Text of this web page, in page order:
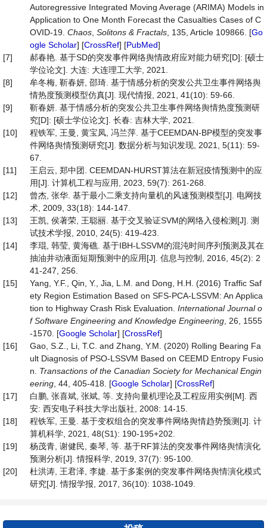
Autoregressive Integrated Moving Average (ARIMA) Models in
Application to One Month Forecast the Casualties Cases of C
OVID-19. Chaos Solitons & Fractals , 135, Article 109866. [Go
ogle Scholar] [CrossRef] [PubMed]
[7]
郝春艳. 基于SD的突发事件网络舆情政府应对能力研究[D]: [硕士
学位论文]. 大连: 大连理工大学, 2021.
[8]
牟冬梅, 靳春妍, 邵琦. 基于情感分析的突发公共卫生事件网络舆
情热度预测模型仿真[J]. 现代情报, 2021, 41(10): 59-66.
[9]
靳春妍. 基于情感分析的突发公共卫生事件网络舆情热度预测研
究[D]: [硕士学位论文]. 长春: 吉林大学, 2021.
[10]
程铁军, 王曼, 黄宝凤, 冯兰萍. 基于CEEMDAN-BP模型的突发事
件网络舆情预测研究[J]. 数据分析与知识发现, 2021, 5(11): 59-
67.
[11]
王启云, 郑中团. CEEMDAN-HURST算法在新冠疫情预测中的应
用[J]. 计算机工程与应用, 2023, 59(7): 261-268.
[12]
曾杰, 张华. 基于最小二乘支持向量机的风速预测模型[J]. 电网技
术, 2009, 33(18): 144-147.
[13]
王凯, 侯著荣, 王聪丽. 基于交叉验证SVM的网络入侵检测[J]. 测
试技术学报, 2010, 24(5): 419-423.
[14]
李琨, 韩莹, 黄海礁. 基于IBH-LSSVM的混沌时间序列预测及其在
抽油井动液面短期预测中的应用[J]. 信息与控制, 2016, 45(2): 2
41-247, 256.
[15]
Yang, Y.F., Qin, Y., Jia, L.M. and Dong, H.H. (2016) Traffic Saf
ety Region Estimation Based on SFS-PCA-LSSVM: An Applica
tion to Highway Crash Risk Evaluation. International Journal o
f Software Engineering and Knowledge Engineering , 26, 1555
-1570. [Google Scholar] [CrossRef]
[16]
Gao, S.Z., Li, T.C. and Zhang, Y.M. (2020) Rolling Bearing Fa
ult Diagnosis of PSO-LSSVM Based on CEEMD Entropy Fusio
n. Transactions of the Canadian Society for Mechanical Engin
eering , 44, 405-418. [Google Scholar] [CrossRef]
[17]
白鹏, 张喜斌, 张斌, 等. 支持向量机理论及工程应用实例[M]. 西
安: 西安电子科技大学出版社, 2008: 14-15.
[18]
程铁军, 王曼. 基于变权组合的突发事件网络舆情趋势预测[J]. 计
算机科学, 2021, 48(S1): 190-195+202.
[19]
杨茂青, 谢健民, 秦琴, 等. 基于RF算法的突发事件网络舆情演化
预测分析[J]. 情报科学, 2019, 37(7): 95-100.
[20]
杜洪涛, 王君泽, 李婕. 基于多案例的突发事件网络舆情演化模式
研究[J]. 情报学报, 2017, 36(10): 1038-1049.